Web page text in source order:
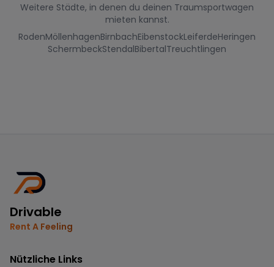
Weitere Städte, in denen du deinen Traumsportwagen
mieten kannst.
RodenMöllenhagenBirnbachEibenstockLeiferdeHeringen
SchermbeckStendalBibertalTreuchtlingen
Drivable
Rent A Feeling
Nützliche Links